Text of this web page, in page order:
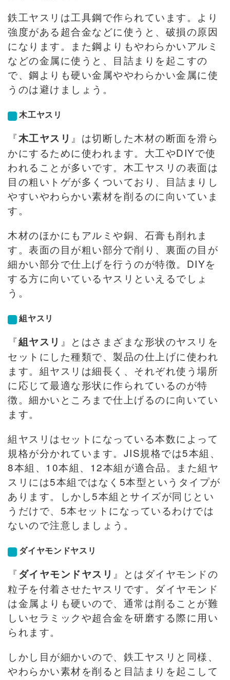
鉄工ヤスリは工具鋼で作られています。より
強度がある超合金などに使うと、破損の原因
になります。また鋼よりもやわらかいアルミ
などの金属に使うと、目詰まりを起こすの
で、鋼よりも硬い金属ややわらかい金属に使
うのは避けましょう。
木工ヤスリ
『木工ヤスリ 』は切断した木材の断面を滑ら
かにするために使われます。大工やDIYで使
われることが多いです。木工ヤスリの表面は
目の粗いトゲが多くついており、目詰まりし
やすいやわらかい素材を削るのに向いていま
す。
木材のほかにもアルミや銅、石膏も削れま
す。表面の目が粗い部分で削り、裏面の目が
細かい部分で仕上げを行うのが特徴。DIYを
する方に向いているヤスリといえるでしょ
う。
組ヤスリ
『組ヤスリ 』とはさまざまな形状のヤスリを
セットにした種類で、製品の仕上げに使われ
ます。組ヤスリは細長く、それぞれ使う場所
に応じて最適な形状に作られているのが特
徴。細かいところまで仕上げるのに向いてい
ます。
組ヤスリはセットになっている本数によって
規格が分かれています。JIS規格では5本組、
8本組、10本組、12本組が適合品。また組ヤ
スリには5本組ではなく5本型というタイプが
あります。しかし5本組とサイズが同じとい
うだけで、5本セットになっているわけでは
ないので注意しましょう。
ダイヤモンドヤスリ
『ダイヤモンドヤスリ 』とはダイヤモンドの
粒子を付着させたヤスリです。ダイヤモンド
は金属よりも硬いので、通常は削ることが難
しいセラミックや超合金を研磨する際に用い
られます。
しかし目が細かいので、鉄工ヤスリと同様、
やわらかい素材を削ると目詰まりを起こして